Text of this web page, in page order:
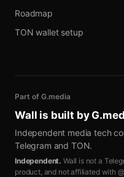
Roadmap
TON wallet setup
Part of G.media
Wall is built by
Independent media tech
Telegram and TON.
Independent. Wall is not a
product, and not affiliated with